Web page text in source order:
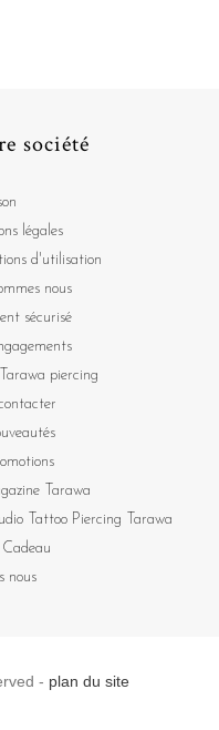
société
légales
d'utilisation
nous
sécurisé
piercing
Tarawa
Tattoo Piercing Tarawa
nous
- plan du site